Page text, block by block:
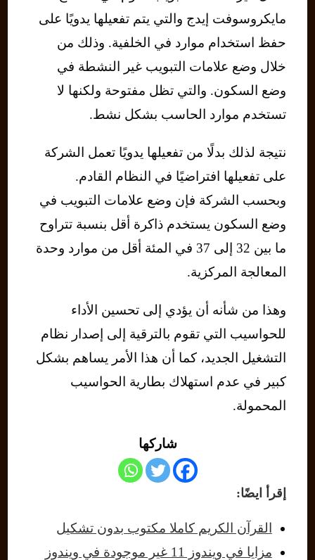
مايكروسوفت إيدج والتي يتم تفعيلها يدويًا على
حفظ استخدام موارد في الخلفية. وذلك من
خلال وضع علامات التبويب غير النشطة في
وضع السكون. والتي تظل مفتوحة ولكنها لا
تستخدم موارد الحاسب بشكل نشط.
نتيجة لذلك بدلًا من تفعيلها يدويًا تعمل الشركة
على تفعيلها افتراضيًا في النظام القادم.
وبحسب الشركة فإن وضع علامات التبويب في
وضع السكون يستخدم ذاكرة أقل بنسبة تتراوح
ما بين 32 إلى 37 في المئة أقل من موارد وحدة
المعالجة المركزية.
وهذا من شأنه أن يؤدي إلى تحسين الأداء
للحواسيب التي تقوم بالترقية إلى إصدار نظام
التشغيل الجديد، كما أن هذا الأمر يساهم بشكل
كبير في عدم استهلاك بطارية الحواسيب
المحمولة.
شاركها
إقرأ ايضًا:
القرآن الكريم كاملا مكتوب بدون تشكيل
مزايا في ويندوز 11 غير موجودة في ويندوز